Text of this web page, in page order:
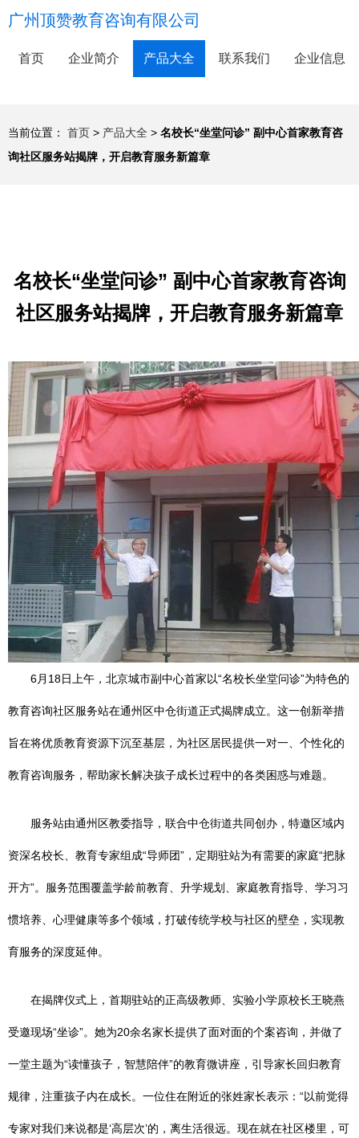
广州顶赞教育咨询有限公司
首页 企业简介 产品大全 联系我们 企业信息
当前位置： 首页 > 产品大全 > 名校长“坐堂问诊” 副中心首家教育咨
询社区服务站揭牌，开启教育服务新篇章
名校长“坐堂问诊” 副中心首家教育咨询
社区服务站揭牌，开启教育服务新篇章
6月18日上午，北京城市副中心首家以“名校长坐堂问诊”为特色的
教育咨询社区服务站在通州区中仓街道正式揭牌成立。这一创新举措
旨在将优质教育资源下沉至基层，为社区居民提供一对一、个性化的
教育咨询服务，帮助家长解决孩子成长过程中的各类困惑与难题。
服务站由通州区教委指导，联合中仓街道共同创办，特邀区域内
资深名校长、教育专家组成“导师团”，定期驻站为有需要的家庭“把脉
开方”。服务范围覆盖学龄前教育、升学规划、家庭教育指导、学习习
惯培养、心理健康等多个领域，打破传统学校与社区的壁垒，实现教
育服务的深度延伸。
在揭牌仪式上，首期驻站的正高级教师、实验小学原校长王晓燕
受邀现场“坐诊”。她为20余名家长提供了面对面的个案咨询，并做了
一堂主题为“读懂孩子，智慧陪伴”的教育微讲座，引导家长回归教育
规律，注重孩子内在成长。一位住在附近的张姓家长表示：“以前觉得
专家对我们来说都是‘高层次’的，离生活很远。现在就在社区楼里，可